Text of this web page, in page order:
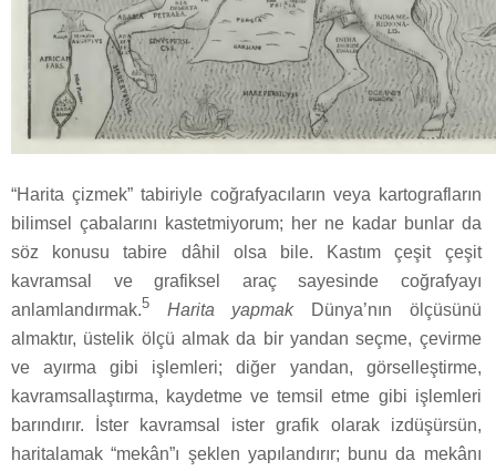
“Harita çizmek” tabiriyle coğrafyacıların veya kartografların
bilimsel çabalarını kastetmiyorum; her ne kadar bunlar da
söz konusu tabire dâhil olsa bile. Kastım çeşit çeşit
kavramsal ve grafiksel araç sayesinde coğrafyayı
anlamlandırmak.5 Harita yapmakDünya’nın ölçüsünü
almaktır, üstelik ölçü almak da bir yandan seçme, çevirme
ve ayırma gibi işlemleri; diğer yandan, görselleştirme,
kavramsallaştırma, kaydetme ve temsil etme gibi işlemleri
barındırır. İster kavramsal ister grafik olarak izdüşürsün,
haritalamak “mekân”ı şeklen yapılandırır; bunu da mekânı